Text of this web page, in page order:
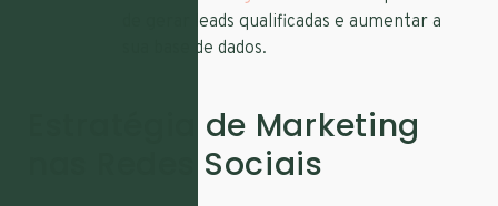
de gerar leads qualificadas e aumentar a
sua base de dados.
Estratégia de Marketing
nas Redes Sociais